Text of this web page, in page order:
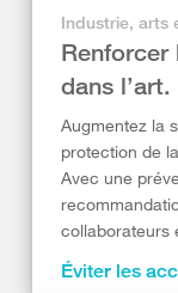
Industrie, arts
Renforcer
dans l’art.
Augmentez la
protection de
Avec une
collaborateurs
Éviter les